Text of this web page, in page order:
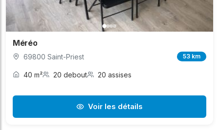
Méréo
69800 Saint-Priest 53 km
40 m² 20 debout 20 assises
Voir les détails